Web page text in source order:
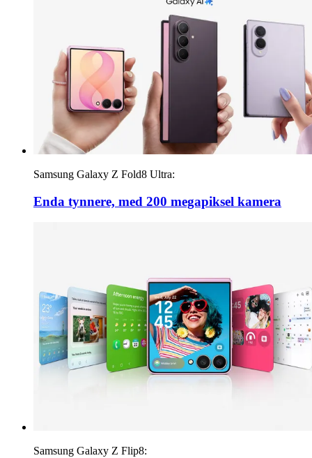
Samsung Galaxy Z Fold8 Ultra:
Enda tynnere, med 200 megapiksel kamera
Samsung Galaxy Z Flip8: